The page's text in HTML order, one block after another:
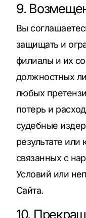
9.
Вы
защищать и
филиалы и их
должностных
любых
потерь и
судебные
результате
связанных с
Условий или
Сайта.
10.